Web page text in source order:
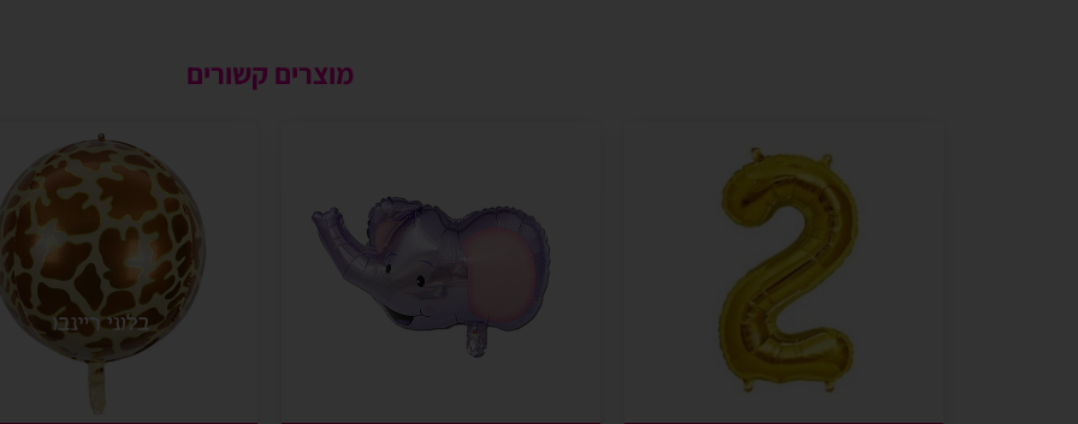
מוצרים קשורים